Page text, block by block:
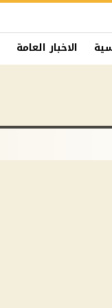
الاخبار العامة